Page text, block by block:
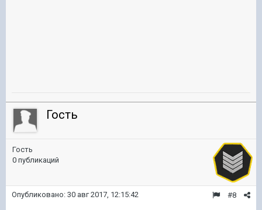
Гость
Гость
0 публикаций
#8
Опубликовано: 30 авг 2017, 12:15:42